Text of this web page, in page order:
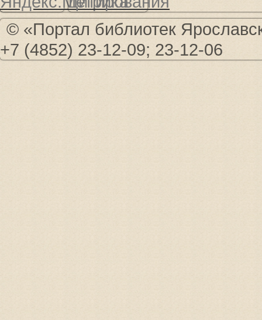
© «Портал библиотек
+7 (4852) 23-12-09; 23-12-06